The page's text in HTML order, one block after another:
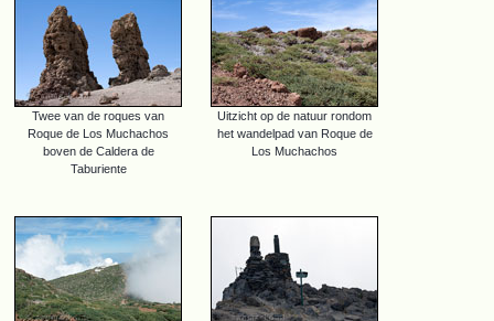
Twee van de roques van
Roque de Los Muchachos
boven de Caldera de
Taburiente
Uitzicht op de natuur rondom
het wandelpad van Roque de
Los Muchachos